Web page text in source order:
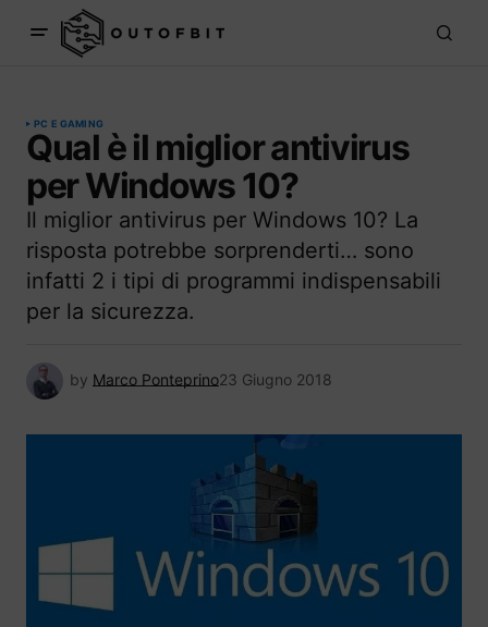
PC E GAMING
Qual è il miglior antivirus
per Windows 10?
Il miglior antivirus per Windows 10? La
risposta potrebbe sorprenderti… sono
infatti 2 i tipi di programmi indispensabili
per la sicurezza.
by Marco Ponteprino23 Giugno 2018